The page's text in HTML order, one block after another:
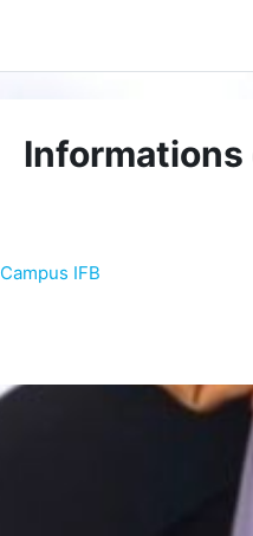
Informations
Campus IFB